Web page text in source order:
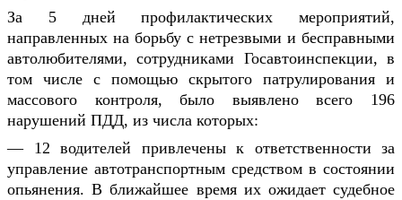
За 5 дней профилактических мероприятий,
направленных на борьбу с нетрезвыми и бесправными
автолюбителями, сотрудниками Госавтоинспекции, в
том числе с помощью скрытого патрулирования и
массового контроля, было выявлено всего 196
нарушений ПДД, из числа которых:
— 12 водителей привлечены к ответственности за
управление автотранспортным средством в состоянии
опьянения. В ближайшее время их ожидает судебное